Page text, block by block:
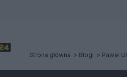
Strona główna Blogi Pawel